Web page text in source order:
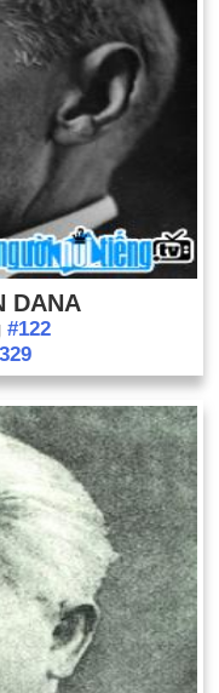
DANA
#122